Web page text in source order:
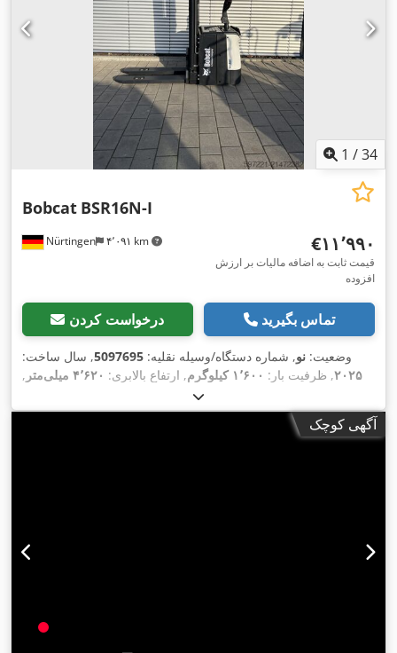
1 /34
Nürtingen ۴٬۰۹۱ km
Bobcat BSR16N-I
‎€۱۱٬۹۹۰
قیمت ثابت به اضافه مالیات بر ارزش
افزوده
درخواست کردن تماس بگیرید
وضعیت: نو, شماره دستگاه/وسیله نقلیه: 5097695, سال ساخت:
۲۰۲۵, ظرفیت بار: ۱٬۶۰۰ کیلوگرم , ارتفاع بالابری: ۴٬۶۲۰ میلی‌متر
,
, مرکز ثقل بار:
سوخت:برقی, نوع دکل:تریپلکس, ارتفاع سازه:۲٬۱۲۰ میلی‌متر
,
, طول شاخک‌ها:۱٬۱۵۰ میلی‌متر آگهی کوچک